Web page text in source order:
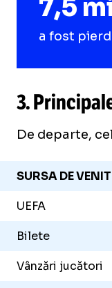
7,5
a fost
3.
De departe,
SURSA DE VENIT
UEFA
Bilete
Vânzări jucători